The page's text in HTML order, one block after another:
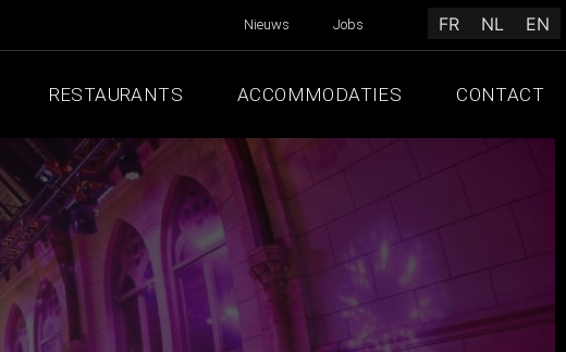
Nieuws Jobs FR NL EN
RESTAURANTS ACCOMMODATIES CONTACT